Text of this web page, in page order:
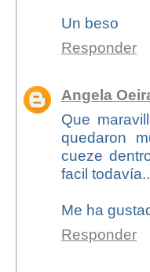
Un beso
Responder
Angela
Que
quedaron
cueze
facil
Me ha
Responder